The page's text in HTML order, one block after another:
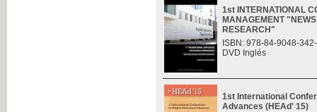
1st INTERNATIONAL
MANAGEMENT
RESEARCH"
ISBN: 978-84-9048-
DVD Inglés
1st International
Advances (HEAd' 15)